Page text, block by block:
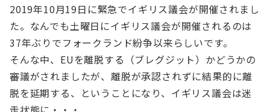
2019年10月19日に緊急でイギリス議会が開催されまし
た。なんでも土曜日にイギリス議会が開催されるのは
37年ぶりでフォークランド紛争以来らしいです。
そんな中、EUを離脱する（ブレグジット）かどうかの
審議がされましたが、離脱が承認されずに結果的に離
脱を延期する、ということになり、イギリス議会は迷